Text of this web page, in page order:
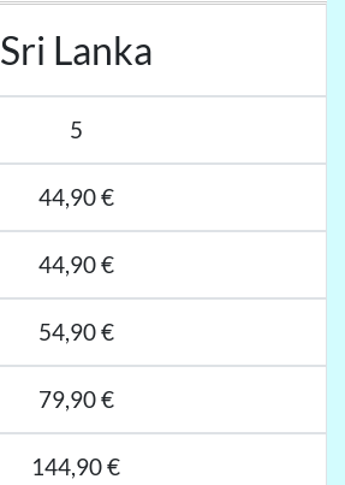
Sri Lanka
5
44,90 €
44,90 €
54,90 €
79,90 €
144,90 €